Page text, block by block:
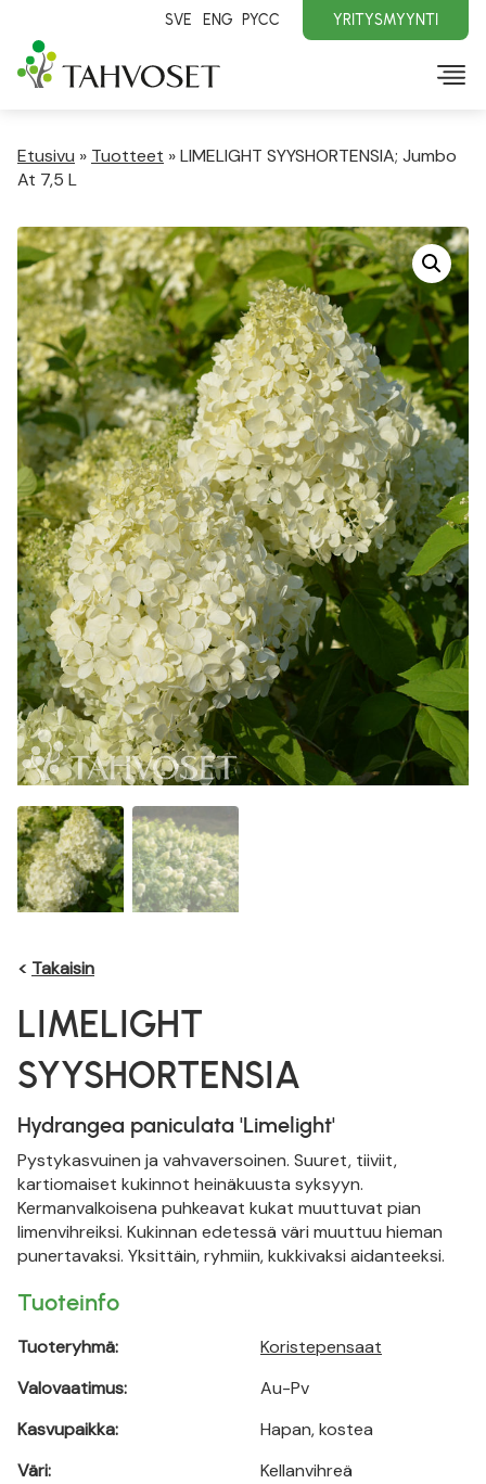
SVE ENG PYCC YRITYSMYYNTI
Etusivu » Tuotteet »LIMELIGHT SYYSHORTENSIA; Jumbo
At 7,5 L
< Takaisin
LIMELIGHT
SYYSHORTENSIA
Hydrangea paniculata 'Limelight'
Pystykasvuinen ja vahvaversoinen. Suuret, tiiviit,
kartiomaiset kukinnot heinäkuusta syksyyn.
Kermanvalkoisena puhkeavat kukat muuttuvat pian
limenvihreiksi. Kukinnan edetessä väri muuttuu hieman
punertavaksi. Yksittäin, ryhmiin, kukkivaksi aidanteeksi.
Tuoteinfo
Tuoteryhmä:
Valovaatimus:
Kasvupaikka:
Väri:
Koristepensaat
Au-Pv
Hapan, kostea
Kellanvihreä